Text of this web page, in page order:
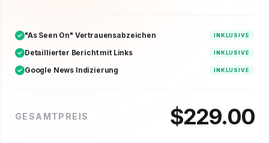
"As Seen On" Vertrauensabzeichen INKLUSIVE
Detaillierter Bericht mit Links INKLUSIVE
Google News Indizierung INKLUSIVE
GESAMTPREIS $229.00